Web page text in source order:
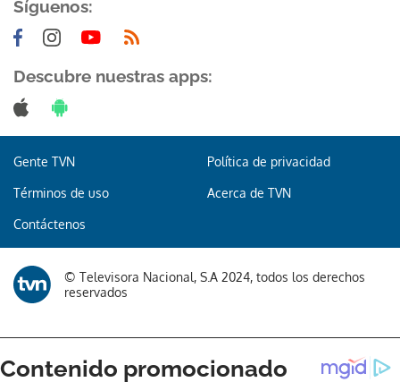
Síguenos:
Descubre nuestras apps:
Gente TVN Política de privacidad
Términos de uso Acerca de TVN
Contáctenos
© Televisora Nacional, S.A 2024, todos los derechos
reservados